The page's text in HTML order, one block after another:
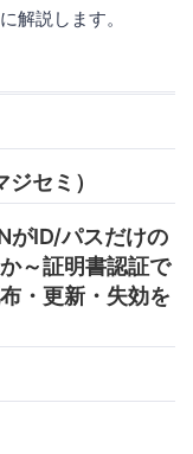
解説します。
セミ）
ID/パスだけの
～証明書認証で
・更新・失効を